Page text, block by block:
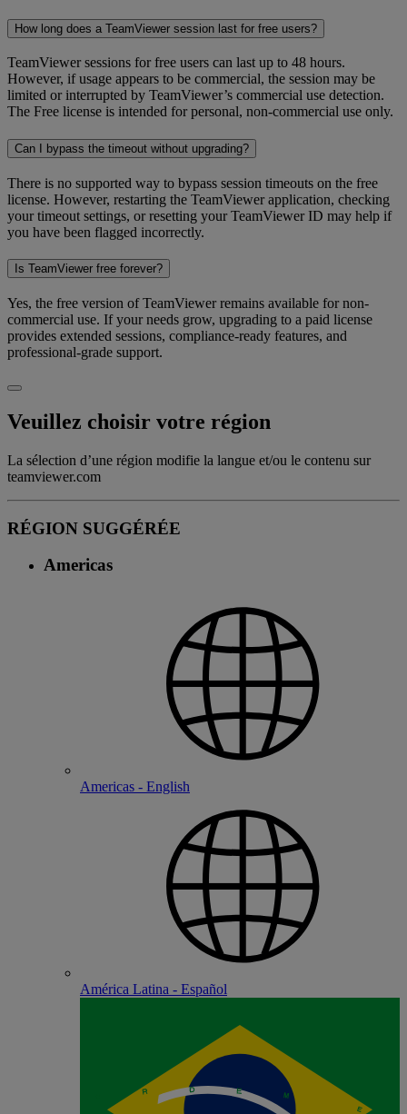
How long does a TeamViewer session last for free users?
TeamViewer sessions for free users can last up to 48 hours.
However, if usage appears to be commercial, the session may be
limited or interrupted by TeamViewer’s commercial use detection.
The Free license is intended for personal, non-commercial use only.
Can I bypass the timeout without upgrading?
There is no supported way to bypass session timeouts on the free
license. However, restarting the TeamViewer application, checking
your timeout settings, or resetting your TeamViewer ID may help if
you have been flagged incorrectly.
Is TeamViewer free forever?
Yes, the free version of TeamViewer remains available for non-
commercial use. If your needs grow, upgrading to a paid license
provides extended sessions, compliance-ready features, and
professional-grade support.
Veuillez choisir votre région
La sélection d’une région modifie la langue et/ou le contenu sur
teamviewer.com
RÉGION SUGGÉRÉE
Americas
Americas - English
América Latina - Español